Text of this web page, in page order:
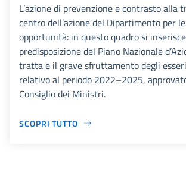
L’azione di prevenzione e contrasto alla
centro dell’azione del Dipartimento per
opportunità: in questo quadro si
predisposizione del Piano Nazionale
tratta e il grave sfruttamento degli
relativo al periodo 2022–2025,
Consiglio dei Ministri.
SCOPRI TUTTO